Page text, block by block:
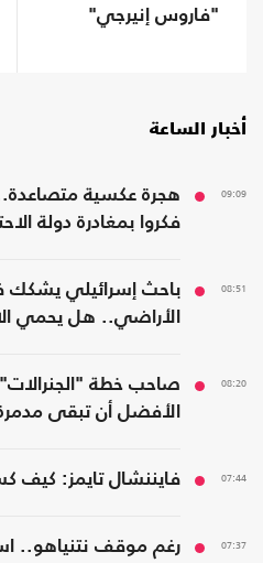
"فاروس إنيرجي"
أخبار الساعة
09:09
هجرة عكسية
فكروا بمغادرة دولة
08:51
باحث إسرائيلي
الأراضي.. هل يحمي
08:20
صاحب خطة "الجنرالات"
الأفضل أن تبقى
07:44 فايننشال تايمز: كيف
07:37
رغم موقف نتنياهو..